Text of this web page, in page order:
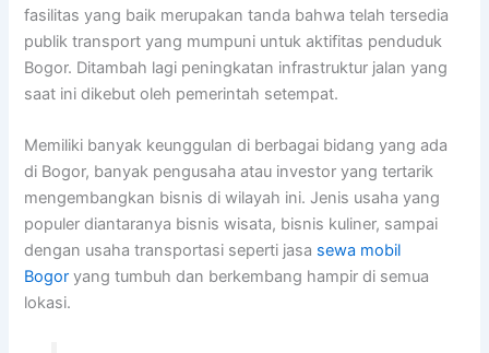
fasilitas yang baik merupakan tanda bahwa telah tersedia
publik transport yang mumpuni untuk aktifitas penduduk
Bogor. Ditambah lagi peningkatan infrastruktur jalan yang
saat ini dikebut oleh pemerintah setempat.
Memiliki banyak keunggulan di berbagai bidang yang ada
di Bogor, banyak pengusaha atau investor yang tertarik
mengembangkan bisnis di wilayah ini. Jenis usaha yang
populer diantaranya bisnis wisata, bisnis kuliner, sampai
dengan usaha transportasi seperti jasa sewa mobil
Bogor yang tumbuh dan berkembang hampir di semua
lokasi.